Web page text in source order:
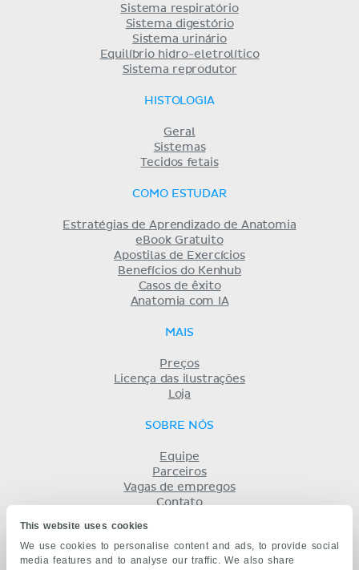
This website uses cookies
We use cookies to personalise content and ads, to provide social
media features and to analyse our traffic. We also share
Sistema respiratório
Sistema digestório
Sistema urinário
Equilíbrio hidro-eletrolítico
Sistema reprodutor
HISTOLOGIA
Geral
Sistemas
Tecidos fetais
COMO ESTUDAR
Estratégias de Aprendizado de Anatomia
eBook Gratuito
Apostilas de Exercícios
Benefícios do Kenhub
Casos de êxito
Anatomia com IA
MAIS
Preços
Licença das ilustrações
Loja
SOBRE NÓS
Equipe
Parceiros
Vagas de empregos
Contato
Privacidade
KENHUB EM...